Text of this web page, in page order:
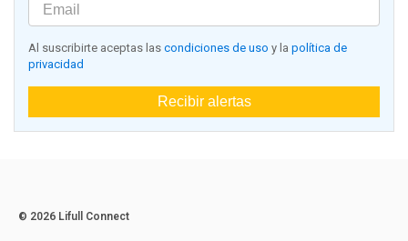
Al suscribirte aceptas las condiciones de uso y la política de
privacidad
Recibir alertas
© 2026 Lifull Connect